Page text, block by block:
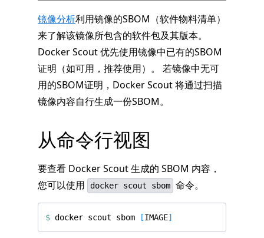
镜像分析利用镜像的SBOM（软件物料清单）
来了解该镜像所包含的软件包及其版本。
Docker Scout 优先使用镜像中已有的SBOM
证明（如可用，推荐使用）。 若镜像中无可
用的SBOM证明，Docker Scout 将通过扫描
镜像内容自行生成一份SBOM。
从命令行视图
要查看 Docker Scout 生成的 SBOM 内容，
您可以使用
docker scout sbom 命令。
$ docker scout sbom [IMAGE]